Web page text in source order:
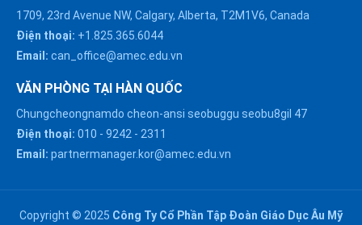
1709, 23rd Avenue NW, Calgary, Alberta, T2M1V6, Canada
Điện thoại: +1.825.365.6044
Email: can_office@amec.edu.vn
VĂN PHÒNG TẠI HÀN QUỐC
Chungcheongnamdo cheon-ansi seobuggu seobu8gil 47
Điện thoại: 010 - 9242 - 2311
Email: partnermanager.kor@amec.edu.vn
Copyright © 2025 Công Ty Cổ Phần Tập Đoàn Giáo Dục Âu Mỹ
HÀ NỘI :
0914863466
ĐÀ NẴNG :
0916082128
Chat với chúng tôi trên